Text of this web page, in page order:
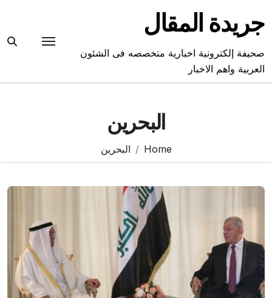
content
جريدة المقال
صحيفة إلكترونية اخبارية متخصصه فى الشئون
العربية واهم الاخبار
البحرين
Home البحرين